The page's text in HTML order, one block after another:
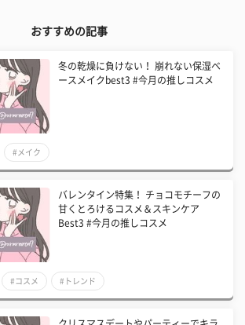
おすすめの記事
冬の乾燥に負けない！ 崩れない保湿ベ
ースメイクbest3 #今月の推しコスメ
#メイク
バレンタイン特集！ チョコモチーフの
甘くとろけるコスメ＆スキンケア
Best3 #今月の推しコスメ
#コスメ #トレンド